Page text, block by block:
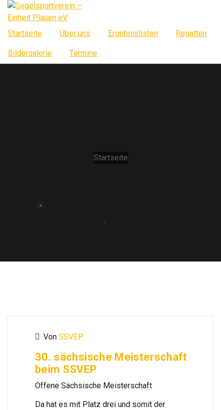
Springe
zum
InhaltStartseite Über uns Ergebnislisten Regatten
Bildergalerie Termine
Startseite
Von SSVEP
30. sächsische Meisterschaft
beim SSVEP
Offene Sächsische Meisterschaft
Da hat es mit Platz drei und somit der